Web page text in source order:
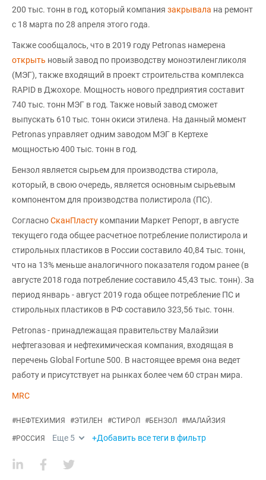
200 тыс. тонн в год, который компания закрывала на ремонт
с 18 марта по 28 апреля этого года.
Также сообщалось, что в 2019 году Petronas намерена
открыть новый завод по производству моноэтиленгликоля
(МЭГ), также входящий в проект строительства комплекса
RAPID в Джохоре. Мощность нового предприятия составит
740 тыс. тонн МЭГ в год. Также новый завод сможет
выпускать 610 тыс. тонн окиси этилена. На данный момент
Petronas управляет одним заводом МЭГ в Кертехе
мощностью 400 тыс. тонн в год.
Бензол является сырьем для производства стирола,
который, в свою очередь, является основным сырьевым
компонентом для производства полистирола (ПС).
СогласноСканПласту компании Маркет Репорт, в августе
текущего года общее расчетное потребление полистирола и
стирольных пластиков в России составило 40,84 тыс. тонн,
что на 13% меньше аналогичного показателя годом ранее (в
августе 2018 года потребление составило 45,43 тыс. тонн). За
период январь - август 2019 года общее потребление ПС и
стирольных пластиков в РФ составило 323,56 тыс. тонн.
Petronas - принадлежащая правительству Малайзии
нефтегазовая и нефтехимическая компания, входящая в
перечень Global Fortune 500. В настоящее время она ведет
работу и присутствует на рынках более чем 60 стран мира.
MRC
#НЕФТЕХИМИЯ #ЭТИЛЕН #СТИРОЛ #БЕНЗОЛ #МАЛАЙЗИЯ
#РОССИЯ Еще 5 +Добавить все теги в фильтр